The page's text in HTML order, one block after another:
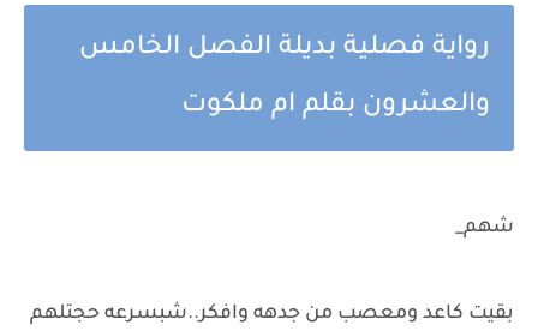
رواية فصلية بديلة الفصل الخامس
والعشرون بقلم ام ملكوت
شهم_
بقيت كاعد ومعصب من جدهه وافكر..شبسرعه حجتلهم